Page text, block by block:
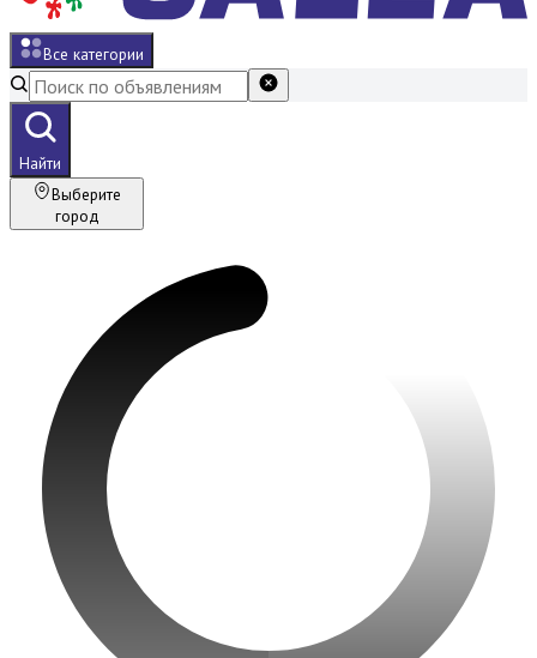
Все категории
Найти
Выберите
город